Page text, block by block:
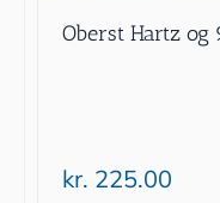
Oberst Hartz og
kr. 225.00